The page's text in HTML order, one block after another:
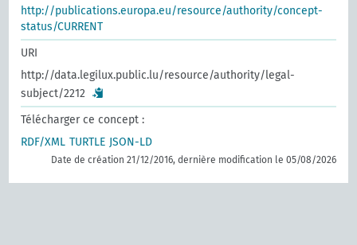
http://publications.europa.eu/resource/authority/concept-
status/CURRENT
URI
http://data.legilux.public.lu/resource/authority/legal-
subject/2212
Télécharger ce concept :
RDF/XML TURTLE JSON-LD
Date de création 21/12/2016, dernière modification le 05/08/2026